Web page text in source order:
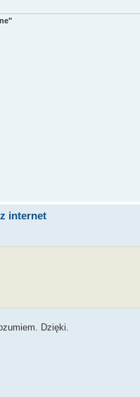
internet
Dzięki.